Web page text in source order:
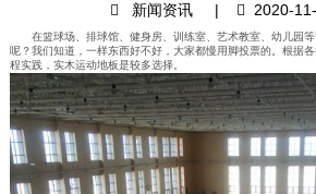
新闻资讯 | 2020-
在篮球场、排球馆、健身房、训练室、艺术教室、幼儿园等
呢？我们知道，一样东西好不好，大家都慢用脚投票的。根据
程实践，实木运动地板是较多选择。